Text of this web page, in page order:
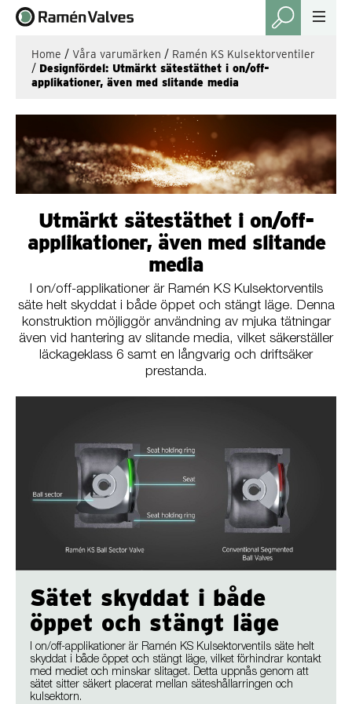
Home / Våra varumärken / Ramén KS Kulsektorventiler
/ Designfördel: Utmärkt sätestäthet i on/off-
applikationer, även med slitande media
Utmärkt sätestäthet i on/off-
applikationer, även med slitande
media
I on/off-applikationer är Ramén KS Kulsektorventils
säte helt skyddat i både öppet och stängt läge. Denna
konstruktion möjliggör användning av mjuka tätningar
även vid hantering av slitande media, vilket säkerställer
läckageklass 6 samt en långvarig och driftsäker
prestanda.
Sätet skyddat i både
öppet och stängt läge
I on/off-applikationer är Ramén KS Kulsektorventils säte helt
skyddat i både öppet och stängt läge, vilket förhindrar kontakt
med mediet och minskar slitaget. Detta uppnås genom att
sätet sitter säkert placerat mellan säteshållarringen och
kulsektorn.